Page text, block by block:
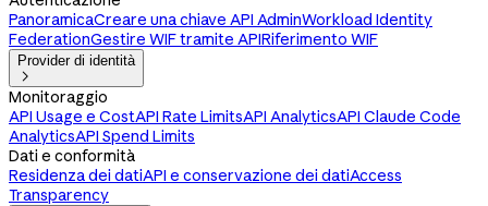
PanoramicaCreare una chiave API AdminWorkload Identity
FederationGestire WIF tramite APIRiferimento WIF
Provider di identità

Monitoraggio
API Usage e CostAPI Rate LimitsAPI AnalyticsAPI Claude Code
AnalyticsAPI Spend Limits
Dati e conformità
Residenza dei datiAPI e conservazione dei datiAccess
Transparency